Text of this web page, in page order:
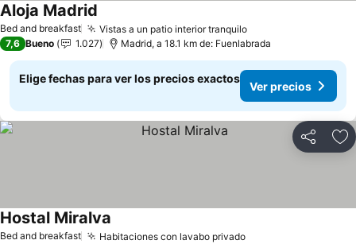
Bed and breakfast Vistas a un patio interior tranquilo
Aloja Madrid
7,6 Bueno 1.027 Madrid, a 18.1 km de: Fuenlabrada
Elige fechas para ver los precios exactos
Ver precios
Compartir
Bed and breakfast Habitaciones con lavabo privado
Hostal Miralva